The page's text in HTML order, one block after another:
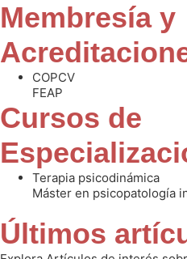
Membresía y
COPCV
FEAP
Cursos de
Terapia psicodinámica
Máster en psicopatología
Últimos